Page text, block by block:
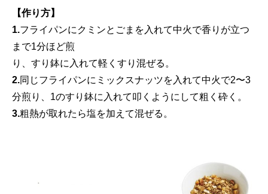
【作り方】
1.フライパンにクミンとごまを入れて中火で香りが立つ
まで1分ほど煎
り、すり鉢に入れて軽くすり混ぜる。
2.同じフライパンにミックスナッツを入れて中火で2〜3
分煎り、1のすり鉢に入れて叩くようにして粗く砕く。
3.粗熱が取れたら塩を加えて混ぜる。